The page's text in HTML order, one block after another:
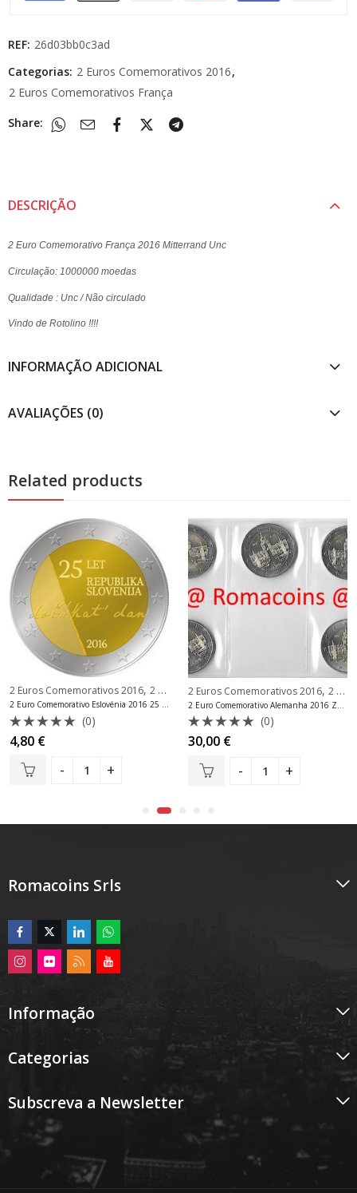
REF: 26d03bb0c3ad
Categorias: 2 Euros Comemorativos 2016,
2 Euros Comemorativos França
Share:
DESCRIÇÃO
2 Euro Comemorativo França 2016 Mitterrand Unc
Circulação: 1000000 moedas
Qualidade : Unc / Não circulado
Vindo de Rotolino !!!!
INFORMAÇÃO ADICIONAL
AVALIAÇÕES (0)
Related products
Euro
2 Euros Comemorativos 2016, 2 Euros Comemorativos Eslovénia
2 Euro Comemorativo Eslovénia 2016 25 Anos de Independência
Avaliação
0
de
(0)
4,80 €
2 Euros Comemorativos 2016, 2 Euros Comemorativos Alemanha
2 Euro Comemorativo Alemanha 2016 Zwinger em Dresden 5 Casas da Moeda
Avaliação
0
de
(0)
30,00 €
Romacoins Srls
Informação
Categorias
Subscreva a Newsletter